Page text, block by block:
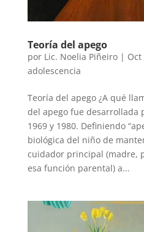
Teoría del apego
por Lic. Noelia Piñeiro| Oct
adolescencia
Teoría del apego ¿A qué
del apego fue desarrollada
1969 y 1980. Definiendo
biológica del niño de
cuidador principal (madre,
esa función parental) a...